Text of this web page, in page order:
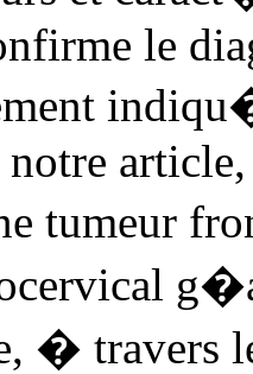
le
indiqu�
tumeur
travers